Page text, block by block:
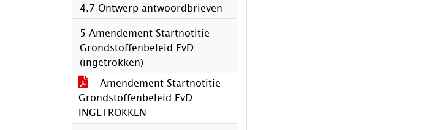
4.7 Ontwerp antwoordbrieven
5 Amendement Startnotitie
Grondstoffenbeleid FvD
(ingetrokken)
Amendement Startnotitie
Grondstoffenbeleid FvD
INGETROKKEN